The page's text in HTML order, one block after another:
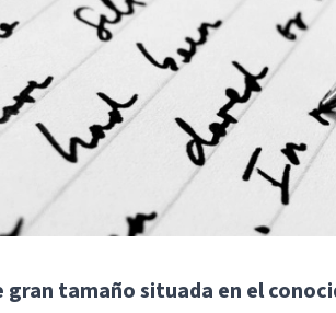
gran tamaño situada en el